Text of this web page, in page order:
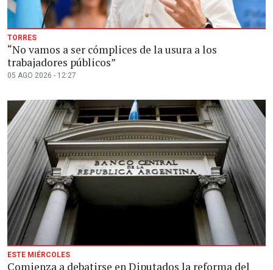
TORRES
“No vamos a ser cómplices de la usura a los
trabajadores públicos”
05 AGO 2026 - 12:27
ESTE MIÉRCOLES
Comienza a debatirse en Diputados la reforma del